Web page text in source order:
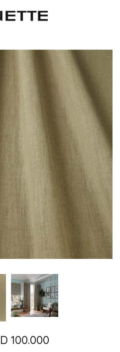
100.000